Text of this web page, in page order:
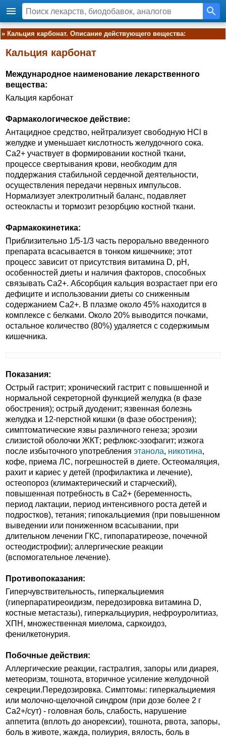
» Кальция карбонат. Описание действующего вещества:
Кальция карбонат
Международное наименование лекарственного
вещества:
Кальция карбонат
Фармакологическое действие:
Антацидное средство, нейтрализует свободную HCl в
желудке и уменьшает кислотность желудочного сока.
Ca2+ участвует в формировании костной ткани,
процессе свертывания крови, необходим для
поддержания стабильной сердечной деятельности,
осуществления передачи нервных импульсов.
Нормализует электролитный баланс, подавляет
остеокласты и тормозит резорбцию костной ткани.
Фармакокинетика:
Приблизительно 1/5-1/3 часть перорально введенного
препарата всасывается в тонком кишечнике; этот
процесс зависит от присутствия витамина D, pH,
особенностей диеты и наличия факторов, способных
связывать Ca2+. Абсорбция кальция возрастает при его
дефиците и использовании диеты со сниженным
содержанием Ca2+. В плазме около 45% находится в
комплексе с белками. Около 20% выводится почками,
остальное количество (80%) удаляется с содержимым
кишечника.
Показания:
Острый гастрит; хронический гастрит с повышенной и
нормальной секреторной функцией желудка (в фазе
обострения); острый дуоденит; язвенная болезнь
желудка и 12-перстной кишки (в фазе обострения);
симптоматические язвы различного генеза; эрозии
слизистой оболочки ЖКТ; рефлюкс-эзофагит; изжога
после избыточного употребления этанола, никотина,
кофе, приема ЛС, погрешностей в диете. Остеомаляция,
рахит и кариес у детей (профилактика и лечение),
остеопороз (климактерический и старческий),
повышенная потребность в Ca2+ (беременность,
период лактации, период интенсивного роста детей и
подростков), тетания; гипокальциемия (при повышенном
выведении или пониженном всасывании, при
длительном лечении ГКС, гипопаратиреозе, почечной
остеодистрофии); аллергические реакции
(вспомогательное лечение).
Противопоказания:
Гиперчувствительность, гиперкальциемия
(гиперпаратиреоидизм, передозировка витамина D,
костные метастазы), гиперкальциурия, нефроуролитиаз,
ХПН, множественная миелома, саркоидоз,
фенилкетонурия.
Побочные действия:
Аллергические реакции, гастралгия, запоры или диарея,
метеоризм, тошнота, вторичное усиление желудочной
секреции.Передозировка. Симптомы: гиперкальциемия
или молочно-щелочной синдром (при дозе более 2 г
Ca2+/сут) - головная боль, слабость, нарушение
аппетита (вплоть до анорексии), тошнота, рвота, запоры,
боль в животе, жажда, полиурия, вялость, боль в